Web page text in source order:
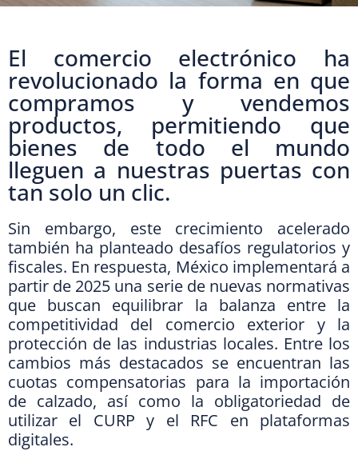
El comercio electrónico ha
revolucionado la forma en que
compramos y vendemos
productos, permitiendo que
bienes de todo el mundo
lleguen a nuestras puertas con
tan solo un clic.
Sin embargo, este crecimiento acelerado
también ha planteado desafíos regulatorios y
fiscales. En respuesta, México implementará a
partir de 2025 una serie de nuevas normativas
que buscan equilibrar la balanza entre la
competitividad del comercio exterior y la
protección de las industrias locales. Entre los
cambios más destacados se encuentran las
cuotas compensatorias para la importación
de calzado, así como la obligatoriedad de
utilizar el CURP y el RFC en plataformas
digitales.